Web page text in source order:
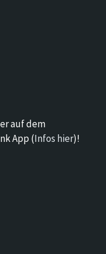
auf dem
App (Infos hier)!